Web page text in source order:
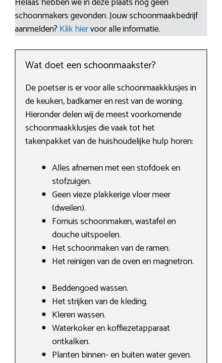
schoonmakers gevonden. Jouw schoonmaakbedrijf
aanmelden? Klik hiervoor alle informatie.
Wat doet een schoonmaakster?
De poetser is er voor alle schoonmaakklusjes in
de keuken, badkamer en rest van de woning.
Hieronder delen wij de meest voorkomende
schoonmaakklusjes die vaak tot het
takenpakket van de huishoudelijke hulp horen:
Alles afnemen met een stofdoek en
stofzuigen.
Geen vieze plakkerige vloer meer
(dweilen).
Fornuis schoonmaken, wastafel en
douche uitspoelen.
Het schoonmaken van de ramen.
Het reinigen van de oven en magnetron.
Beddengoed wassen.
Het strijken van de kleding.
Kleren wassen.
Waterkoker en koffiezetapparaat
ontkalken.
Planten binnen- en buiten water geven.